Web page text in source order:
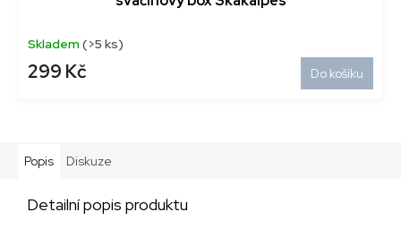
Skladem(>5 ks)
299 Kč Do košíku
Popis Diskuze
Detailní popis produktu